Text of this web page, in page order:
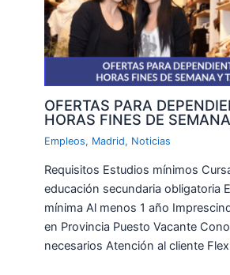
OFERTAS PARA
HORAS FINES DE
Empleos, Madrid, Noticias
Requisitos Estudios mínimos
educación secundaria obligatoria
mínima Al menos 1 año
en Provincia Puesto Vacante
necesarios Atención al cliente